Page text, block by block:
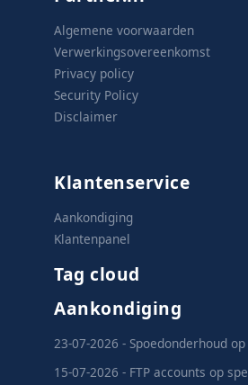
Algemene voorwaarden
Verwerkingsovereenkomst
Privacy policy
Security Policy
Disclaimer
Klantenservice
Aankondiging
Klantenpanel
Tag cloud
Aankondiging
23-07-2026 - Spoedonderhoud
15-07-2026 - FTP accounts op